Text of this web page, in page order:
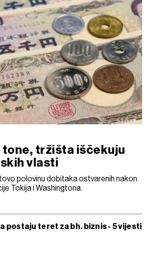
tone, tržišta iščekuju
vlasti
polovinu dobitaka ostvarenih nakon
Tokija i Washingtona.
postaju teret za bh. biznis - 5 vijesti